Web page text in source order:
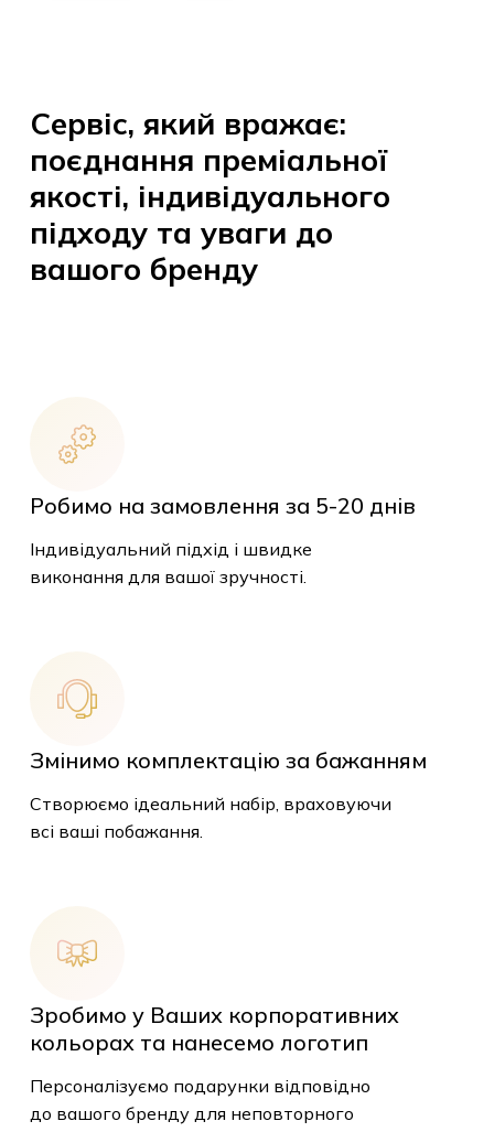
Сервіс, який вражає:
поєднання преміальної
якості, індивідуального
підходу та уваги до
вашого бренду
Робимо на замовлення за 5-20 днів
Індивідуальний підхід і швидке
виконання для вашої зручності.
Змінимо комплектацію за бажанням
Створюємо ідеальний набір, враховуючи
всі ваші побажання.
Зробимо у Ваших корпоративних
кольорах та нанесемо логотип
Персоналізуємо подарунки відповідно
до вашого бренду для неповторного